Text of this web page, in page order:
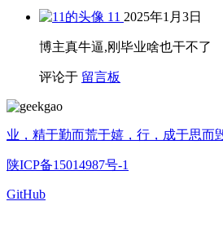
11 2025年1月3日
博主真牛逼,刚毕业啥也干不了
评论于 留言板
业，精于勤而荒于嬉，行，成于思而
陕ICP备15014987号-1
GitHub